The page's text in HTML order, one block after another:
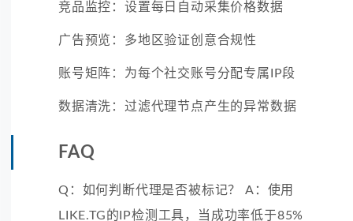
竞品监控：设置每日自动采集价格数据
广告预览：多地区验证创意合规性
账号矩阵：为每个社交账号分配专属IP段
数据清洗：过滤代理节点产生的异常数据
FAQ
Q：如何判断代理是否被标记？ A：使用
LIKE.TG的IP检测工具，当成功率低于85%